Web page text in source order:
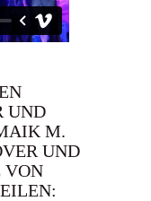
UND
M.
UND
VON